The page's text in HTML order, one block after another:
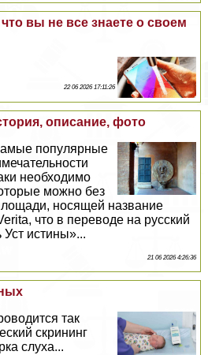
вы не все знаете о своем
22 06 2026 17:11:26
описание, фото
популярные
необходимо
можно без
носящей название
что в переводе на русский
истины»...
21 06 2026 4:26:36
так
скрининг
слуха...